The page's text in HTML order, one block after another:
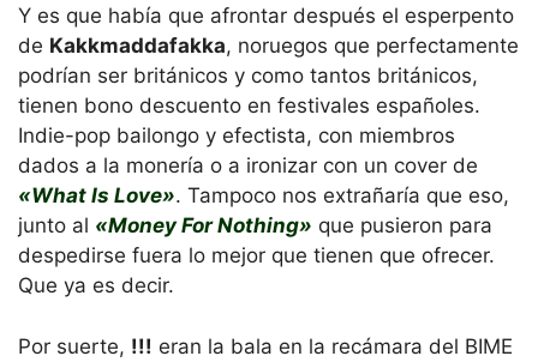
Y es que había que afrontar después el esperpento
de Kakkmaddafakka, noruegos que perfectamente
podrían ser británicos y como tantos británicos,
tienen bono descuento en festivales españoles.
Indie-pop bailongo y efectista, con miembros
dados a la monería o a ironizar con un cover de
«What Is Love». Tampoco nos extrañaría que eso,
junto al «Money For Nothing» que pusieron para
despedirse fuera lo mejor que tienen que ofrecer.
Que ya es decir.
Por suerte, !!! eran la bala en la recámara del BIME